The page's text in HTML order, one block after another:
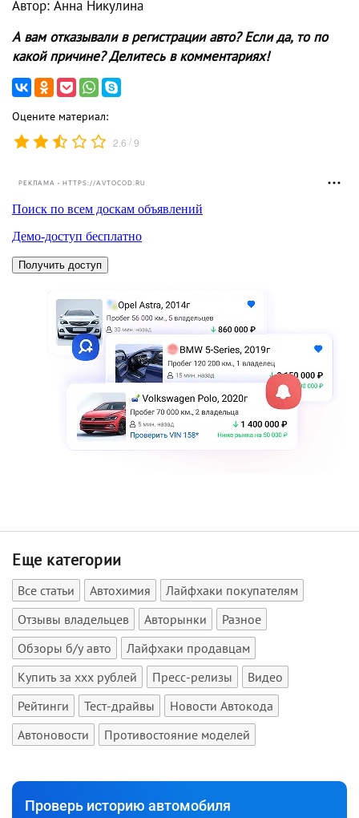
Автор: Анна Никулина
А вам отказывали в регистрации авто? Если да, то по
какой причине? Делитесь в комментариях!
Оцените материал:
2.6 /9
РЕКЛАМА • HTTPS://AVTOCOD.RU
Еще категории
Все статьи Автохимия
Лайфхаки покупателям
Отзывы владельцев
Авторынки
Разное
Обзоры б/у авто
Лайфхаки продавцам
Купить за xxx рублей
Пресс-релизы
Видео
Рейтинги
Тест-драйвы
Новости Автокода
Автоновости
Противостояние моделей
Проверь историю автомобиля